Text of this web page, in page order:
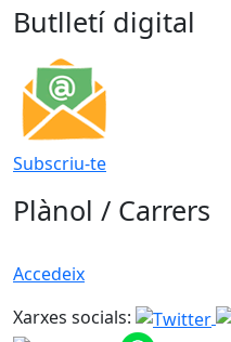
Butlletí digital
Subscriu-te
Plànol / Carrers
Accedeix
Xarxes socials: